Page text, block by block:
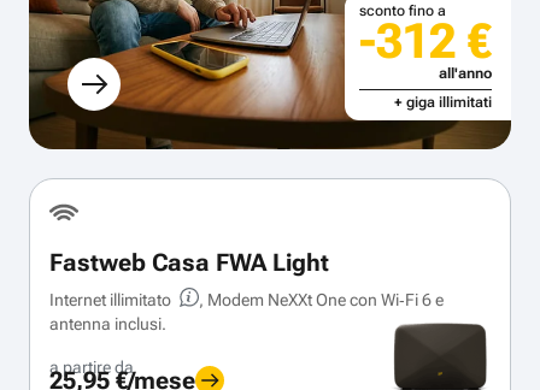
sconto fino a
-312 €
all'anno
+ giga illimitati
Fastweb Casa FWA Light
Internet illimitato
, Modem NeXXt One con Wi‑Fi 6 e
antenna inclusi.
a partire da
25,95 €/mese